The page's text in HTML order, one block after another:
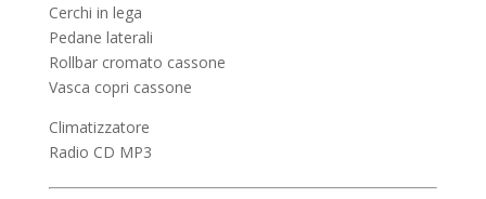
Cerchi in lega
Pedane laterali
Rollbar cromato cassone
Vasca copri cassone
Climatizzatore
Radio CD MP3